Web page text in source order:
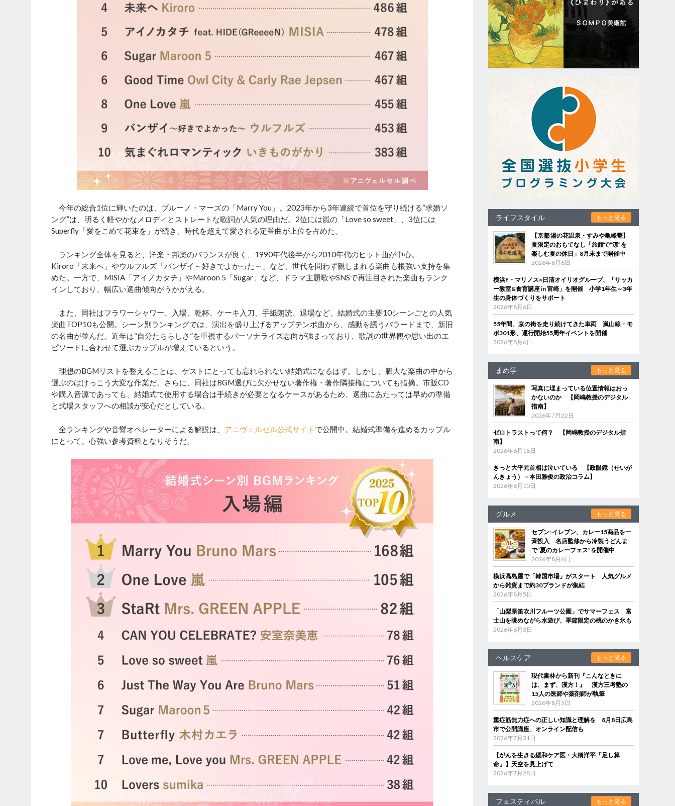
今年の総合1位に輝いたのは、ブルーノ・マーズの「Marry You」。2023年から3年連続で首位を守り続ける“求婚ソ
ング”は、明るく軽やかなメロディとストレートな歌詞が人気の理由だ。2位には嵐の「Love so sweet」、3位には
Superfly「愛をこめて花束を」が続き、時代を超えて愛される定番曲が上位を占めた。
ランキング全体を見ると、洋楽・邦楽のバランスが良く、1990年代後半から2010年代のヒット曲が中心。
Kiroro「未来へ」やウルフルズ「バンザイ～好きでよかった～」など、世代を問わず親しまれる楽曲も根強い支持を集
めた。一方で、MISIA「アイノカタチ」やMaroon 5「Sugar」など、ドラマ主題歌やSNSで再注目された楽曲もランク
インしており、幅広い選曲傾向がうかがえる。
また、同社はフラワーシャワー、入場、乾杯、ケーキ入刀、手紙朗読、退場など、結婚式の主要10シーンごとの人気
楽曲TOP10も公開。シーン別ランキングでは、演出を盛り上げるアップテンポ曲から、感動を誘うバラードまで、新旧
の名曲が並んだ。近年は“自分たちらしさ”を重視するパーソナライズ志向が強まっており、歌詞の世界観や思い出のエ
ピソードに合わせて選ぶカップルが増えているという。
理想のBGMリストを整えることは、ゲストにとっても忘れられない結婚式になるはず。しかし、膨大な楽曲の中から
選ぶのはけっこう大変な作業だ。さらに、同社はBGM選びに欠かせない著作権・著作隣接権についても指摘。市販CD
や購入音源であっても、結婚式で使用する場合は手続きが必要となるケースがあるため、選曲にあたっては早めの準備
と式場スタッフへの相談が安心だとしている。
全ランキングや音響オペレーターによる解説は、 アニヴェルセル公式サイト で公開中。結婚式準備を進めるカップル
にとって、心強い参考資料となりそうだ。
ライフスタイル もっと見る
【京都 湯の花温泉・すみや亀峰菴】
夏限定のおもてなし「旅館で“涼”を
楽しむ夏の休日」8月末まで開催中
2026年8月6日
横浜F・マリノス×日清オイリオグループ、「サッカ
ー教室&食育講座 in 宮崎」を開催 小学1年生～3年
生の身体づくりをサポート
2026年8月6日
55年間、京の街を走り続けてきた車両 嵐山線・モ
ボ301形、運行開始55周年イベントを開催
2026年8月6日
まめ学 もっと見る
写真に埋まっている位置情報はおっ
かないのか 【岡嶋教授のデジタル
指南】
2026年7月22日
ゼロトラストって何？ 【岡嶋教授のデジタル指
南】
2026年6月18日
きっと大平元首相は泣いている 【政眼鏡（せいが
んきょう）－本田雅俊の政治コラム】
2026年6月10日
グルメ もっと見る
セブン‐イレブン、カレー15商品を一
斉投入 名店監修から冷製うどんま
で“夏のカレーフェス”を開催中
2026年8月6日
横浜高島屋で「韓国市場」がスタート 人気グルメ
から雑貨まで約30ブランドが集結
2026年8月5日
「山梨県笛吹川フルーツ公園」でサマーフェス 富
士山を眺めながら水遊び、季節限定の桃のかき氷も
2026年8月3日
ヘルスケア もっと見る
現代書林から新刊『こんなときに
は、まず、漢方！』 漢方三考塾の
15人の医師や薬剤師が執筆
2026年8月5日
重症筋無力症への正しい知識と理解を 8月8日広島
市で公開講座、オンライン配信も
2026年7月31日
【がんを生きる緩和ケア医・大橋洋平「足し算
命」】天空を見上げて
2026年7月28日
フェスティバル もっと見る